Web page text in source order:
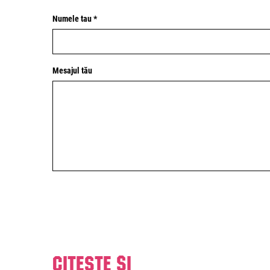
Numele tau *
Mesajul tău
Citeste și